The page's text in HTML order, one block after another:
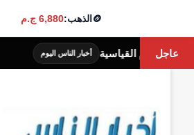
🪙الذهب:6,880 ج.م
عاجلالقياسية أخبار الناس اليوم